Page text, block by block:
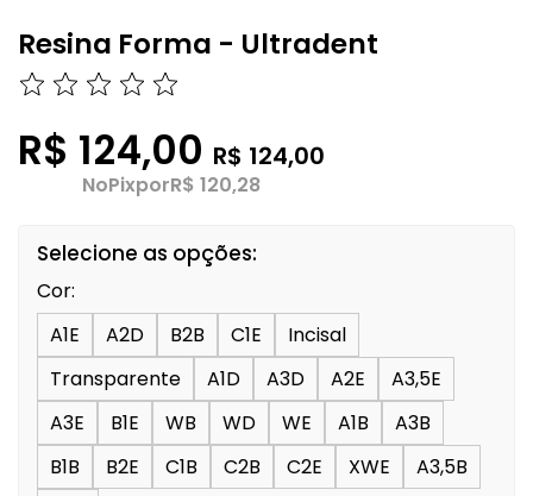
Resina Forma - Ultradent
R$ 124,00 R$ 124,00
NoPixporR$ 120,28
Selecione as opções:
Cor:
A1E
A2D B2B C1E
Incisal
Transparente
A1D A3D A2E
A3,5E
A3E
B1E WB WD WE A1B
A3B
B1B
B2E C1B C2B C2E XWE
A3,5B